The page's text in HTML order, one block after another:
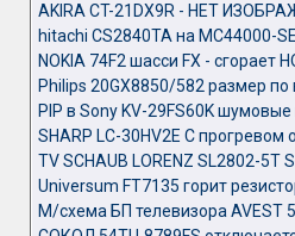
AKIRA CT-21DX9R - НЕТ
hitachi CS2840TA на MC44000-
NOKIA 74F2 шасси FX - сгорает
Philips 20GX8850/582 размер по
PIP в Sony KV-29FS60K
SHARP LC-30HV2E С прогревом
TV SCHAUB LORENZ SL2802-5T
Universum FT7135 горит
М/схема БП телевизора AVEST